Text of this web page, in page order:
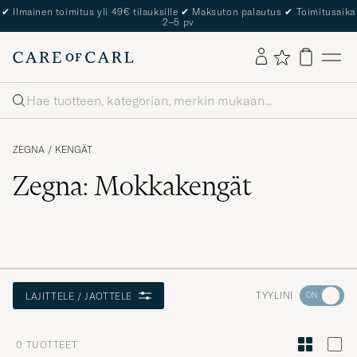
✔ Ilmainen toimitus yli 49€ tilauksille ✔ Maksuton palautus ✔ Toimitusaika
2–5 pv
Haku
ZEGNA / KENGÄT
Zegna: Mokkakengät
LAJITTELE / JAOTTELE TYYLINI
Aktivoi
tyylini
0 TUOTTEET